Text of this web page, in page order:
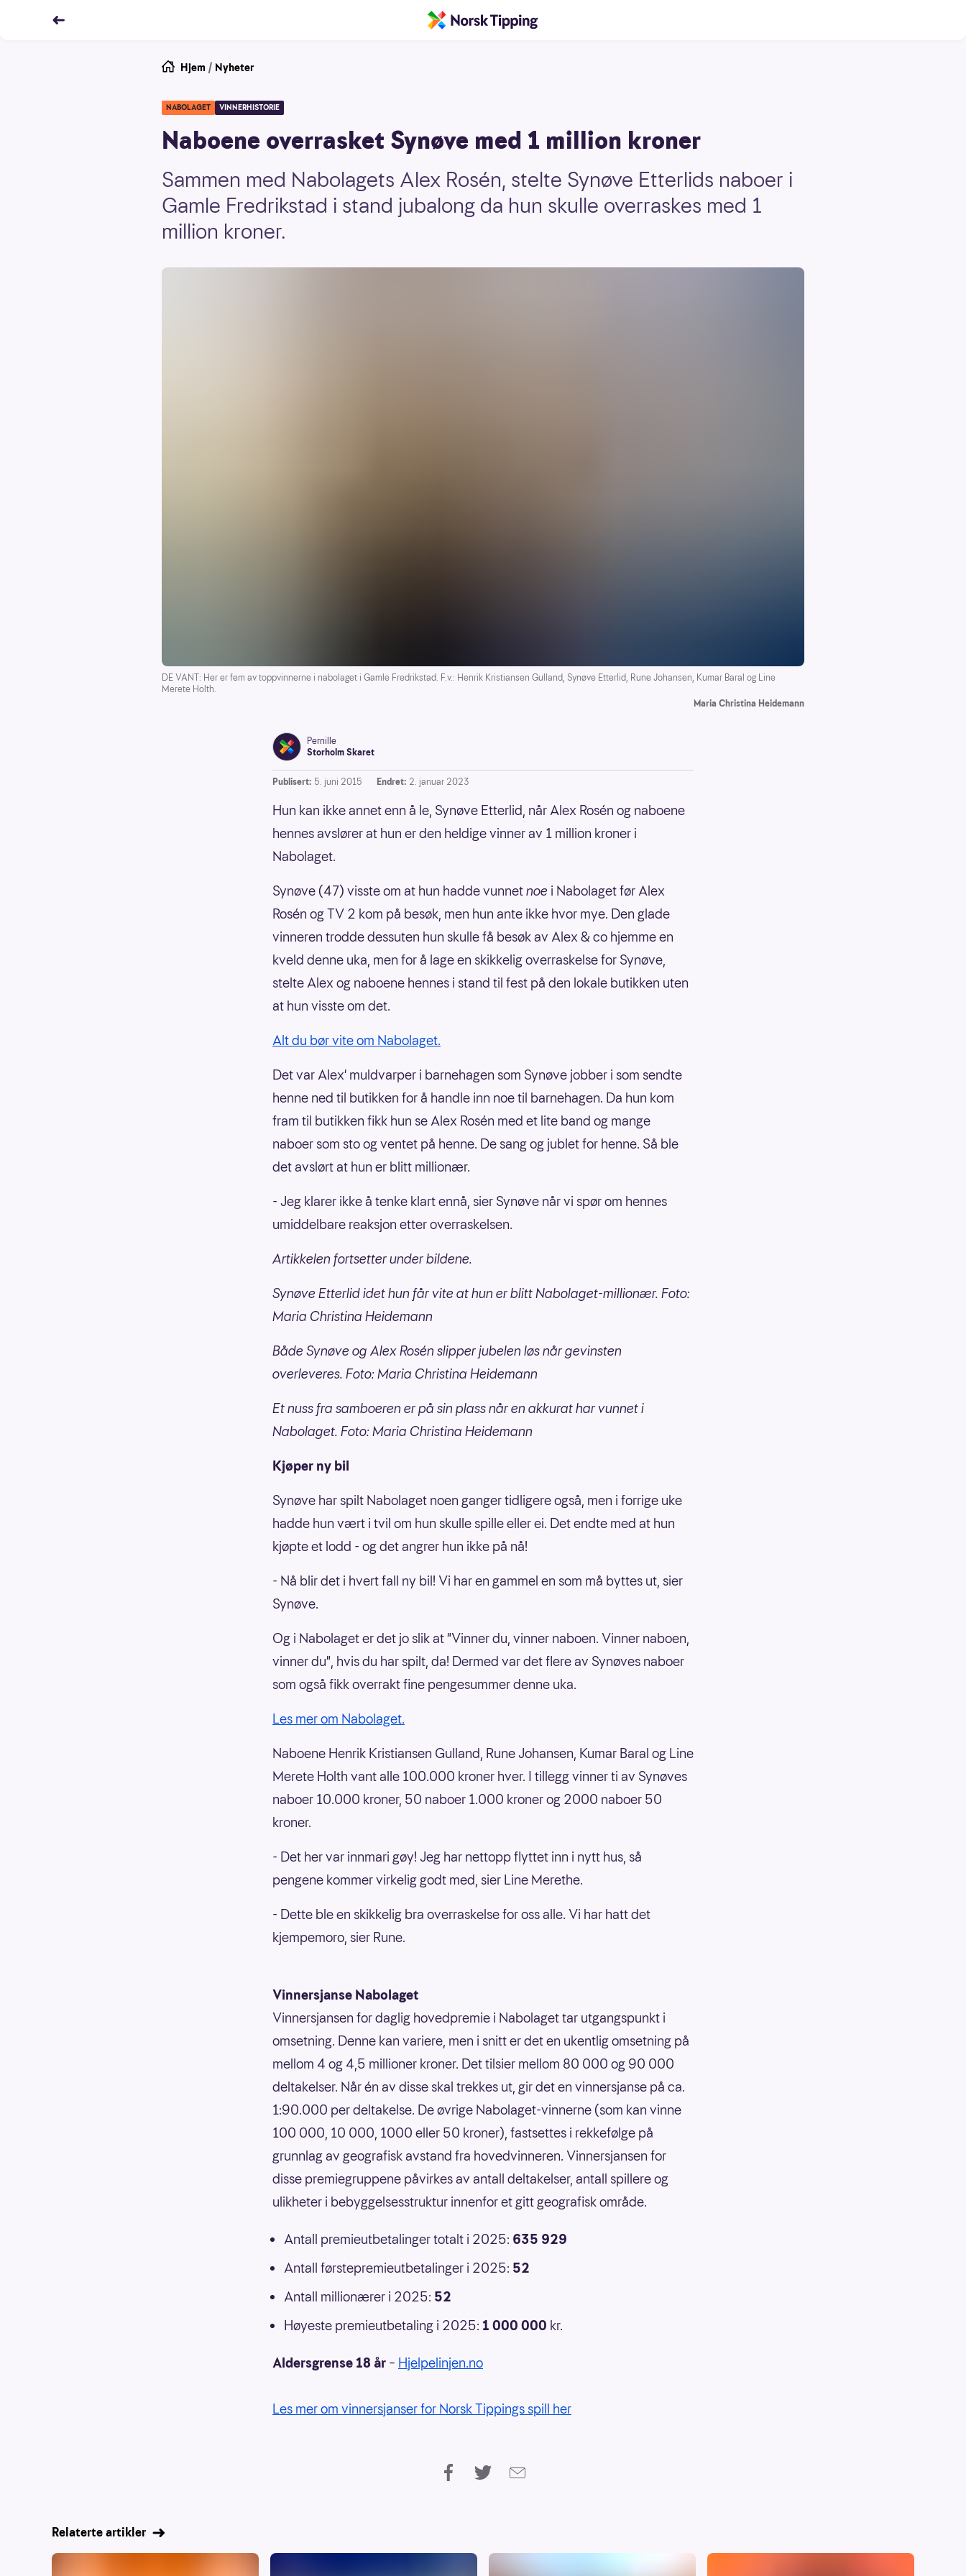
Hjem / Nyheter
NABOLAGET VINNERHISTORIE
Naboene overrasket Synøve med 1 million kroner
Sammen med Nabolagets Alex Rosén, stelte Synøve Etterlids naboer i
Gamle Fredrikstad i stand jubalong da hun skulle overraskes med 1
million kroner.
DE VANT: Her er fem av toppvinnerne i nabolaget i Gamle Fredrikstad. F.v.: Henrik Kristiansen Gulland, Synøve Etterlid, Rune Johansen, Kumar Baral og Line
Merete Holth.
Maria Christina Heidemann
Pernille
Storholm Skaret
Publisert: 5. juni 2015 Endret: 2. januar 2023
Hun kan ikke annet enn å le, Synøve Etterlid, når Alex Rosén og naboene
hennes avslører at hun er den heldige vinner av 1 million kroner i
Nabolaget.
Synøve (47) visste om at hun hadde vunnetnoe i Nabolaget før Alex
Rosén og TV 2 kom på besøk, men hun ante ikke hvor mye. Den glade
vinneren trodde dessuten hun skulle få besøk av Alex & co hjemme en
kveld denne uka, men for å lage en skikkelig overraskelse for Synøve,
stelte Alex og naboene hennes i stand til fest på den lokale butikken uten
at hun visste om det.
Alt du bør vite om Nabolaget.
Det var Alex' muldvarper i barnehagen som Synøve jobber i som sendte
henne ned til butikken for å handle inn noe til barnehagen. Da hun kom
fram til butikken fikk hun se Alex Rosén med et lite band og mange
naboer som sto og ventet på henne. De sang og jublet for henne. Så ble
det avslørt at hun er blitt millionær.
- Jeg klarer ikke å tenke klart ennå, sier Synøve når vi spør om hennes
umiddelbare reaksjon etter overraskelsen.
Artikkelen fortsetter under bildene.
Synøve Etterlid idet hun får vite at hun er blitt Nabolaget-millionær. Foto:
Maria Christina Heidemann
Både Synøve og Alex Rosén slipper jubelen løs når gevinsten
overleveres. Foto: Maria Christina Heidemann
Et nuss fra samboeren er på sin plass når en akkurat har vunnet i
Nabolaget. Foto: Maria Christina Heidemann
Kjøper ny bil
Synøve har spilt Nabolaget noen ganger tidligere også, men i forrige uke
hadde hun vært i tvil om hun skulle spille eller ei. Det endte med at hun
kjøpte et lodd - og det angrer hun ikke på nå!
- Nå blir det i hvert fall ny bil! Vi har en gammel en som må byttes ut, sier
Synøve.
Og i Nabolaget er det jo slik at "Vinner du, vinner naboen. Vinner naboen,
vinner du", hvis du har spilt, da! Dermed var det flere av Synøves naboer
som også fikk overrakt fine pengesummer denne uka.
Les mer om Nabolaget.
Naboene Henrik Kristiansen Gulland, Rune Johansen, Kumar Baral og Line
Merete Holth vant alle 100.000 kroner hver. I tillegg vinner ti av Synøves
naboer 10.000 kroner, 50 naboer 1.000 kroner og 2000 naboer 50
kroner.
- Det her var innmari gøy! Jeg har nettopp flyttet inn i nytt hus, så
pengene kommer virkelig godt med, sier Line Merethe.
- Dette ble en skikkelig bra overraskelse for oss alle. Vi har hatt det
kjempemoro, sier Rune.
Vinnersjanse Nabolaget
Vinnersjansen for daglig hovedpremie i Nabolaget tar utgangspunkt i
omsetning. Denne kan variere, men i snitt er det en ukentlig omsetning på
mellom 4 og 4,5 millioner kroner. Det tilsier mellom 80 000 og 90 000
deltakelser. Når én av disse skal trekkes ut, gir det en vinnersjanse på ca.
1:90.000 per deltakelse. De øvrige Nabolaget-vinnerne (som kan vinne
100 000, 10 000, 1000 eller 50 kroner), fastsettes i rekkefølge på
grunnlag av geografisk avstand fra hovedvinneren. Vinnersjansen for
disse premiegruppene påvirkes av antall deltakelser, antall spillere og
ulikheter i bebyggelsesstruktur innenfor et gitt geografisk område.
Antall premieutbetalinger totalt i 2025: 635 929
Antall førstepremieutbetalinger i 2025: 52
Antall millionærer i 2025: 52
Høyeste premieutbetaling i 2025: 1 000 000 kr.
Aldersgrense 18 år – Hjelpelinjen.no
Les mer om vinnersjanser for Norsk Tippings spill her
Relaterte artikler